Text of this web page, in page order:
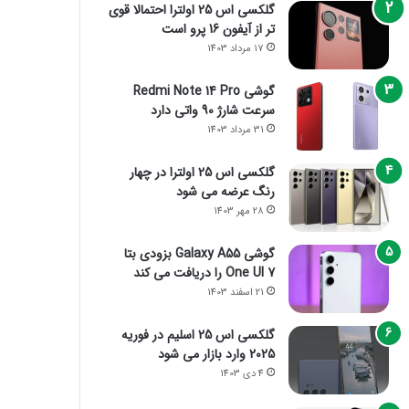
گلکسی اس 25 اولترا احتمالا قوی
تر از آیفون 16 پرو است
17 مرداد 1403
گوشی Redmi Note 14 Pro
سرعت شارژ 90 واتی دارد
31 مرداد 1403
گلکسی اس 25 اولترا در چهار
رنگ عرضه می شود
28 مهر 1403
گوشی Galaxy A55 بزودی بتا
One UI 7 را دریافت می کند
21 اسفند 1403
گلکسی اس 25 اسلیم در فوریه
2025 وارد بازار می شود
4 دی 1403